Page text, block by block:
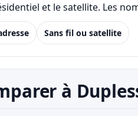
et le satellite. Les
Sans fil ou satellite
à